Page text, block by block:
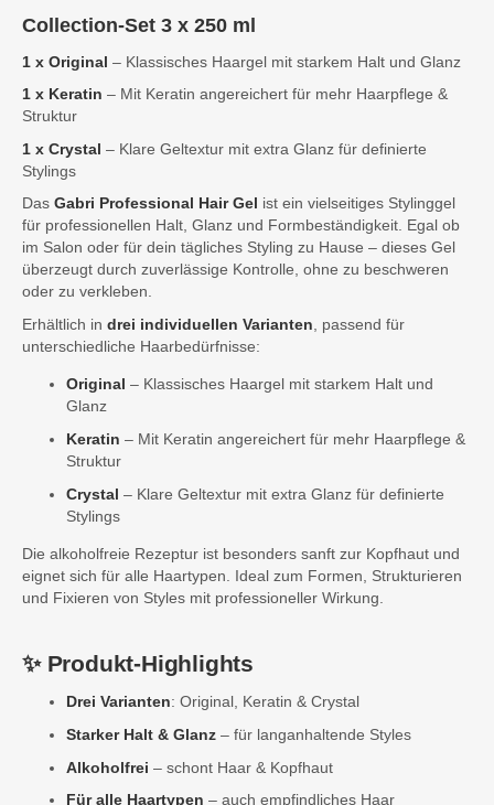
Collection-Set 3 x 250 ml
1 x Original – Klassisches Haargel mit starkem Halt und Glanz
1 x Keratin – Mit Keratin angereichert für mehr Haarpflege &
Struktur
1 x Crystal – Klare Geltextur mit extra Glanz für definierte
Stylings
Das Gabri Professional Hair Gel ist ein vielseitiges Stylinggel
für professionellen Halt, Glanz und Formbeständigkeit. Egal ob
im Salon oder für dein tägliches Styling zu Hause – dieses Gel
überzeugt durch zuverlässige Kontrolle, ohne zu beschweren
oder zu verkleben.
Erhältlich in drei individuellen Varianten , passend für
unterschiedliche Haarbedürfnisse:
Original – Klassisches Haargel mit starkem Halt und
Glanz
Keratin – Mit Keratin angereichert für mehr Haarpflege &
Struktur
Crystal – Klare Geltextur mit extra Glanz für definierte
Stylings
Die alkoholfreie Rezeptur ist besonders sanft zur Kopfhaut und
eignet sich für alle Haartypen. Ideal zum Formen, Strukturieren
und Fixieren von Styles mit professioneller Wirkung.
✨ Produkt-Highlights
Drei Varianten: Original, Keratin & Crystal
Starker Halt & Glanz – für langanhaltende Styles
Alkoholfrei – schont Haar & Kopfhaut
Für alle Haartypen – auch empfindliches Haar